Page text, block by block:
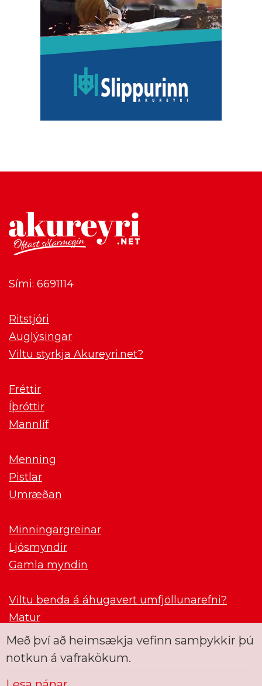
Sími: 6691114
Ritstjóri
Auglýsingar
Viltu styrkja Akureyri.net?
Fréttir
Íþróttir
Mannlíf
Menning
Pistlar
Umræðan
Minningargreinar
Ljósmyndir
Gamla myndin
Viltu benda á áhugavert umfjöllunarefni?
Matur
Með því að heimsækja vefinn samþykkir þú
notkun á vafrakökum.